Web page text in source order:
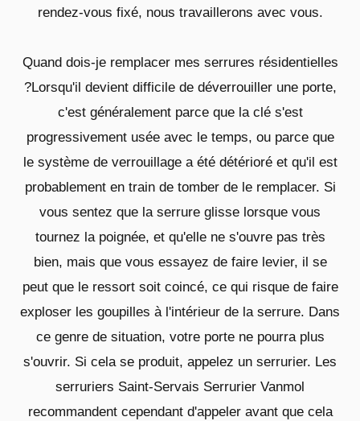
rendez-vous fixé, nous travaillerons avec vous.
Quand dois-je remplacer mes serrures résidentielles
?Lorsqu'il devient difficile de déverrouiller une porte,
c'est généralement parce que la clé s'est
progressivement usée avec le temps, ou parce que
le système de verrouillage a été détérioré et qu'il est
probablement en train de tomber de le remplacer. Si
vous sentez que la serrure glisse lorsque vous
tournez la poignée, et qu'elle ne s'ouvre pas très
bien, mais que vous essayez de faire levier, il se
peut que le ressort soit coincé, ce qui risque de faire
exploser les goupilles à l'intérieur de la serrure. Dans
ce genre de situation, votre porte ne pourra plus
s'ouvrir. Si cela se produit, appelez un serrurier. Les
serruriers Saint-Servais Serrurier Vanmol
recommandent cependant d'appeler avant que cela